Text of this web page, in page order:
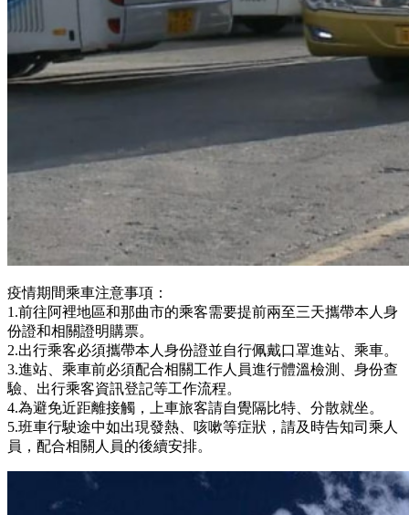
疫情期間乘車注意事項：
1.前往阿裡地區和那曲市的乘客需要提前兩至三天攜帶本人身
份證和相關證明購票。
2.出行乘客必須攜帶本人身份證並自行佩戴口罩進站、乘車。
3.進站、乘車前必須配合相關工作人員進行體溫檢測、身份查
驗、出行乘客資訊登記等工作流程。
4.為避免近距離接觸，上車旅客請自覺隔比特、分散就坐。
5.班車行駛途中如出現發熱、咳嗽等症狀，請及時告知司乘人
員，配合相關人員的後續安排。